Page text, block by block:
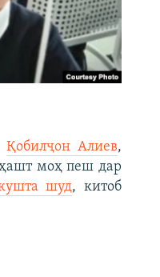
Қобилҷон Алиев,
моҳ пеш дар
шуд, китоб